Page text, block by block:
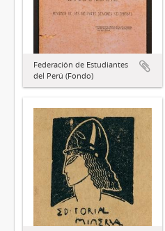
Federación de Estudiantes
del Perú (Fondo)